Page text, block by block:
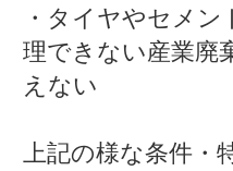
・タイヤやセメ
理できない産業廃
えない
上記の様な条件